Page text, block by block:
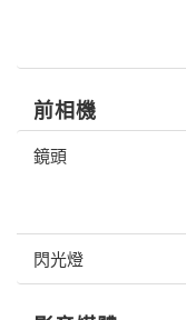
前相機
鏡頭
閃光燈